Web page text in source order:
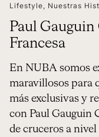
Lifestyle, Nuestras
Paul Gauguin
Francesa
En NUBA somos
maravillosos para
más exclusivas y
con Paul Gauguin
de cruceros a